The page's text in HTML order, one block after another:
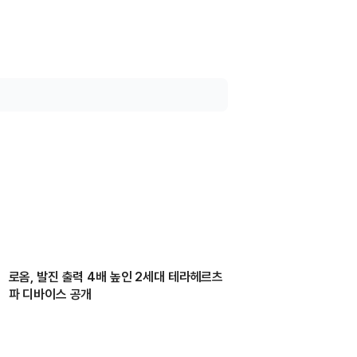
로옴, 발진 출력 4배 높인 2세대 테라헤르츠
파 디바이스 공개